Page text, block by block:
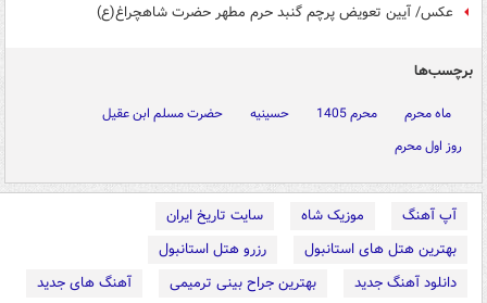
عکس/ آیین تعویض پرچم گنبد حرم مطهر حضرت شاهچراغ(ع)
برچسب‌ها
ماه محرم محرم 1405 حسینیه
حضرت مسلم ابن عقیل
روز اول محرم
آپ آهنگ موزیک شاه
سایت تاریخ ایران
بهترین هتل های استانبول
رزرو هتل استانبول
دانلود آهنگ جدید
بهترین جراح بینی ترمیمی
آهنگ های جدید